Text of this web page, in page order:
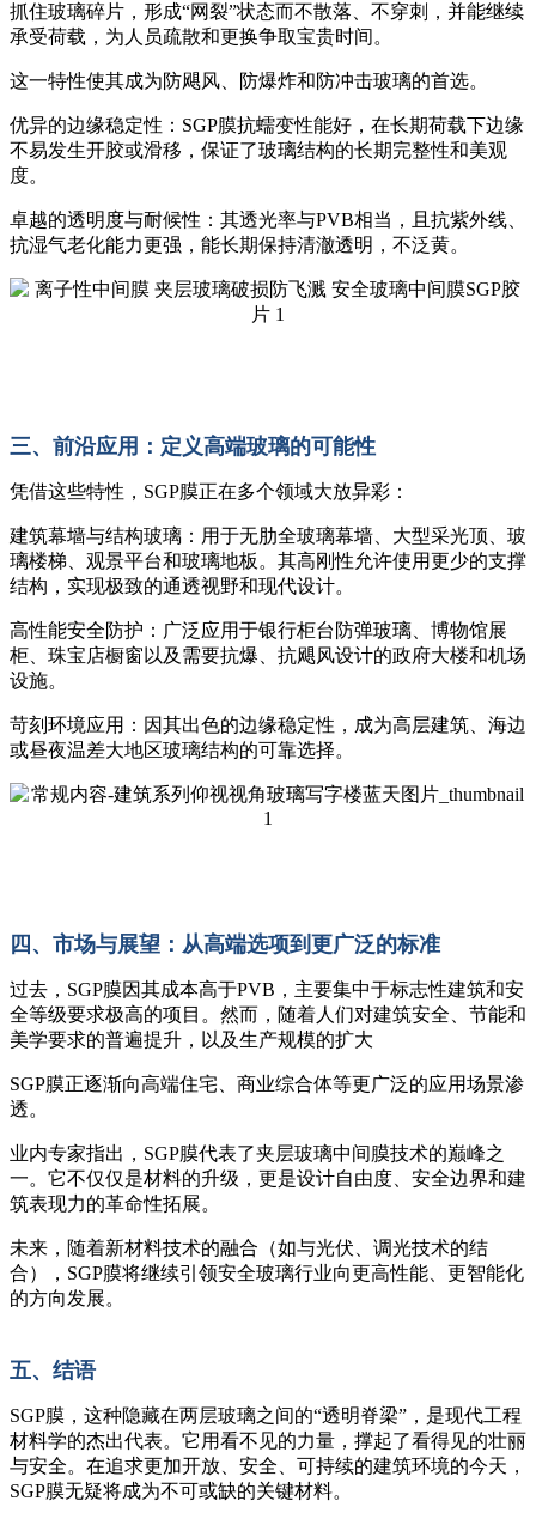
抓住玻璃碎片，形成“网裂”状态而不散落、不穿刺，并能继续
承受荷载，为人员疏散和更换争取宝贵时间。
这一特性使其成为防飓风、防爆炸和防冲击玻璃的首选。
优异的边缘稳定性：SGP膜抗蠕变性能好，在长期荷载下边缘
不易发生开胶或滑移，保证了玻璃结构的长期完整性和美观
度。
卓越的透明度与耐候性：其透光率与PVB相当，且抗紫外线、
抗湿气老化能力更强，能长期保持清澈透明，不泛黄。
三、前沿应用：定义高端玻璃的可能性
凭借这些特性，SGP膜正在多个领域大放异彩：
建筑幕墙与结构玻璃：用于无肋全玻璃幕墙、大型采光顶、玻
璃楼梯、观景平台和玻璃地板。其高刚性允许使用更少的支撑
结构，实现极致的通透视野和现代设计。
高性能安全防护：广泛应用于银行柜台防弹玻璃、博物馆展
柜、珠宝店橱窗以及需要抗爆、抗飓风设计的政府大楼和机场
设施。
苛刻环境应用：因其出色的边缘稳定性，成为高层建筑、海边
或昼夜温差大地区玻璃结构的可靠选择。
四、市场与展望：从高端选项到更广泛的标准
过去，SGP膜因其成本高于PVB，主要集中于标志性建筑和安
全等级要求极高的项目。然而，随着人们对建筑安全、节能和
美学要求的普遍提升，以及生产规模的扩大
SGP膜正逐渐向高端住宅、商业综合体等更广泛的应用场景渗
透。
业内专家指出，SGP膜代表了夹层玻璃中间膜技术的巅峰之
一。它不仅仅是材料的升级，更是设计自由度、安全边界和建
筑表现力的革命性拓展。
未来，随着新材料技术的融合（如与光伏、调光技术的结
合），SGP膜将继续引领安全玻璃行业向更高性能、更智能化
的方向发展。
五、结语
SGP膜，这种隐藏在两层玻璃之间的“透明脊梁”，是现代工程
材料学的杰出代表。它用看不见的力量，撑起了看得见的壮丽
与安全。在追求更加开放、安全、可持续的建筑环境的今天，
SGP膜无疑将成为不可或缺的关键材料。